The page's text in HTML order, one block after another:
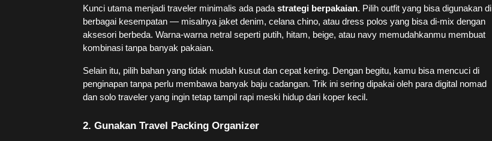
Kunci utama menjadi traveler minimalis ada pada strategi berpakaian. Pilih outfit yang bisa digunakan di
berbagai kesempatan — misalnya jaket denim, celana chino, atau dress polos yang bisa di-mix dengan
aksesori berbeda. Warna-warna netral seperti putih, hitam, beige, atau navy memudahkanmu membuat
kombinasi tanpa banyak pakaian.
Selain itu, pilih bahan yang tidak mudah kusut dan cepat kering. Dengan begitu, kamu bisa mencuci di
penginapan tanpa perlu membawa banyak baju cadangan. Trik ini sering dipakai oleh para digital nomad
dan solo traveler yang ingin tetap tampil rapi meski hidup dari koper kecil.
2. Gunakan Travel Packing Organizer